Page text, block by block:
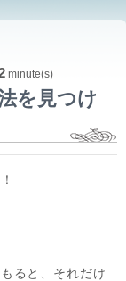
を見つけ
minute(s)
ると、それだけ